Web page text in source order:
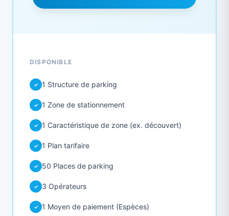
DISPONIBLE
✓ 1 Structure de parking
✓ 1 Zone de stationnement
✓ 1 Caractéristique de zone (ex. découvert)
✓ 1 Plan tarifaire
✓ 50 Places de parking
✓ 3 Opérateurs
✓ 1 Moyen de paiement (Espèces)